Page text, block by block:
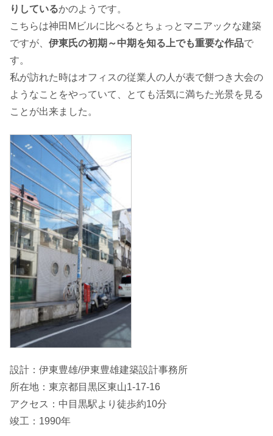
りしているかのようです。
こちらは神田Mビルに比べるとちょっとマニアックな建築
ですが、 伊東氏の初期～中期を知る上でも重要な作品で
す。
私が訪れた時はオフィスの従業人の人が表で餅つき大会の
ようなことをやっていて、とても活気に満ちた光景を見る
ことが出来ました。
設計：伊東豊雄/伊東豊雄建築設計事務所
所在地：東京都目黒区東山1-17-16
アクセス：中目黒駅より徒歩約10分
竣工：1990年